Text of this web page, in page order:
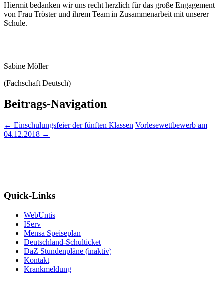
Hiermit bedanken wir uns recht herzlich für das große Engagement
von Frau Tröster und ihrem Team in Zusammenarbeit mit unserer
Schule.
Sabine Möller
(Fachschaft Deutsch)
Beitrags-Navigation
← Einschulungsfeier der fünften Klassen Vorlesewettbewerb am
04.12.2018 →
Quick-Links
WebUntis
IServ
Mensa Speiseplan
Deutschland-Schulticket
DaZ Stundenpläne (inaktiv)
Kontakt
Krankmeldung